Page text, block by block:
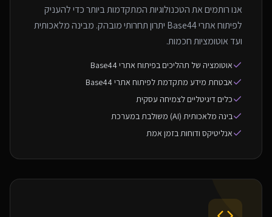
אנו רותמים את הטכנולוגיות המתקדמות ביותר כדי להעניק
לפיתוח אתרי Base44 יתרון תחרותי מובהק. מבינה מלאכותית
ועד אוטומציות חכמות.
אוטומציה של תהליכים בפיתוח אתרי Base44
אבטחת מידע מתקדמת לפיתוח אתרי Base44
כלים דיגיטליים לצמיחה עסקית
בינה מלאכותית (AI) משולבת במערכת
אנליטיקס ודוחות בזמן אמת